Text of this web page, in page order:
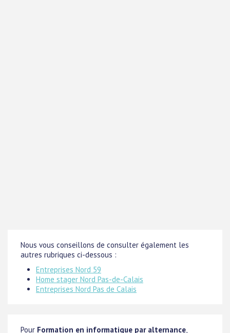
Nous vous conseillons de consulter également les
autres rubriques ci-dessous :
Entreprises Nord 59
Home stager Nord Pas-de-Calais
Entreprises Nord Pas de Calais
Pour Formation en informatique par alternance,